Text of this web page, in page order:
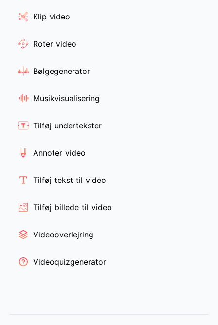
Klip video
Roter video
Bølgegenerator
Musikvisualisering
Tilføj undertekster
Annoter video
Tilføj tekst til video
Tilføj billede til video
Videooverlejring
Videoquizgenerator